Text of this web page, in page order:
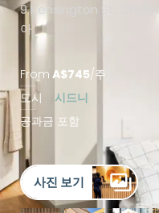
9 Kensington St,
아
From A$745/주
도시
시드니
공과금 포함
사진 보기